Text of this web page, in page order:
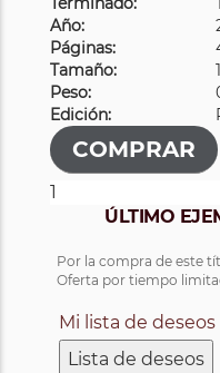
Año:
Páginas:
Tamaño:
Peso:
Edición:
ÚLTIMO
Por la compra de este
Oferta por tiempo
Mi lista de deseos
Lista de deseos